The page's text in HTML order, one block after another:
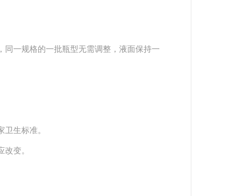
一规格的一批瓶型无需调整，液面保持一
生标准。
变。